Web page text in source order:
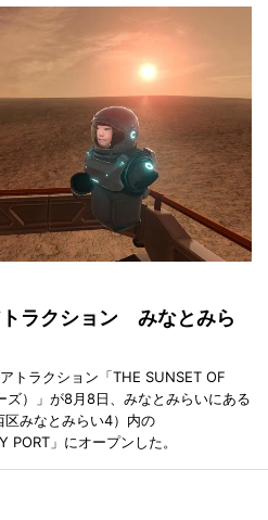
ラクション みなとみら
トラクション「THE SUNSET OF
ズ）」が8月8日、みなとみらいにある
みなとみらい4）内の
PORT」にオープンした。